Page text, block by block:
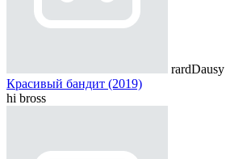
rardDausy
Красивый бандит (2019)
hi bross